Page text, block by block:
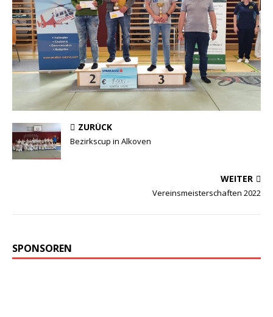
ZURÜCK
Bezirkscup in Alkoven
WEITER
Vereinsmeisterschaften 2022
SPONSOREN